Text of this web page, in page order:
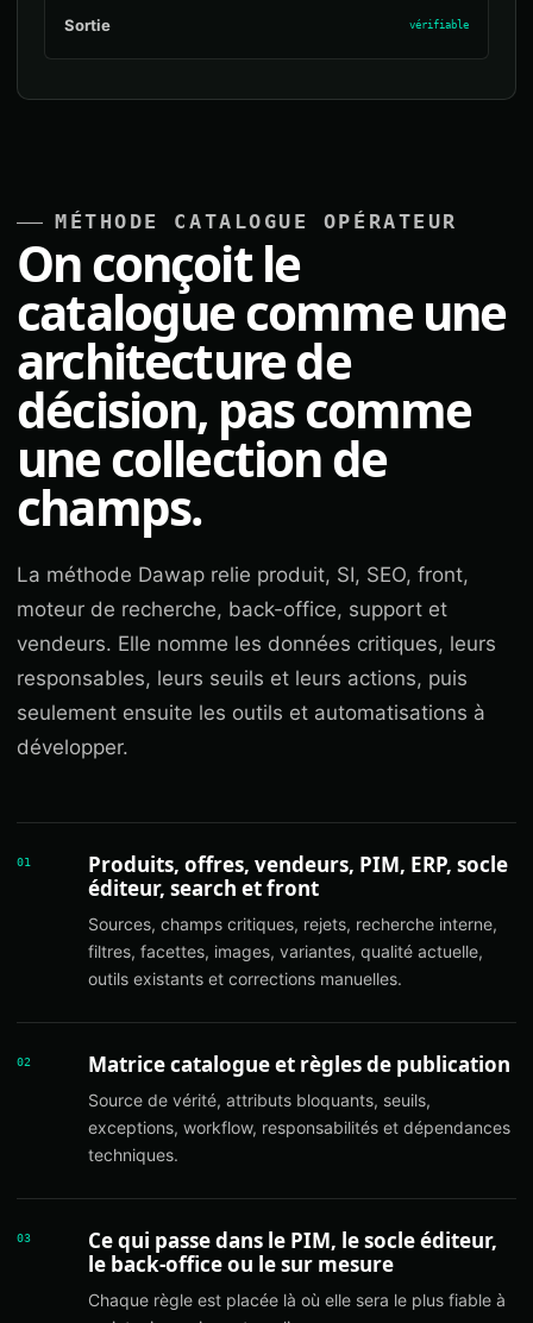
Sortie vérifiable
MÉTHODE CATALOGUE OPÉRATEUR
On conçoit le
catalogue comme une
architecture de
décision, pas comme
une collection de
champs.
La méthode Dawap relie produit, SI, SEO, front,
moteur de recherche, back-office, support et
vendeurs. Elle nomme les données critiques, leurs
responsables, leurs seuils et leurs actions, puis
seulement ensuite les outils et automatisations à
développer.
01
Produits, offres, vendeurs, PIM, ERP, socle
éditeur, search et front
Sources, champs critiques, rejets, recherche interne,
filtres, facettes, images, variantes, qualité actuelle,
outils existants et corrections manuelles.
02 Matrice catalogue et règles de publication
Source de vérité, attributs bloquants, seuils,
exceptions, workflow, responsabilités et dépendances
techniques.
03
Ce qui passe dans le PIM, le socle éditeur,
le back-office ou le sur mesure
Chaque règle est placée là où elle sera le plus fiable à